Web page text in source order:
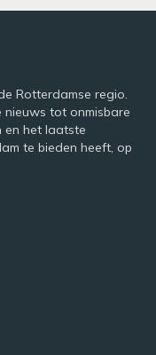
Rotterdamse regio.
nieuws tot onmisbare
en het laatste
te bieden heeft, op